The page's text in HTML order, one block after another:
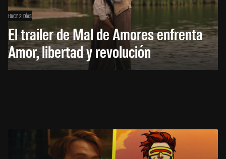
HACE 2 DÍAS
El trailer de Mal de Amores enfrenta
Amor, libertad y revolución